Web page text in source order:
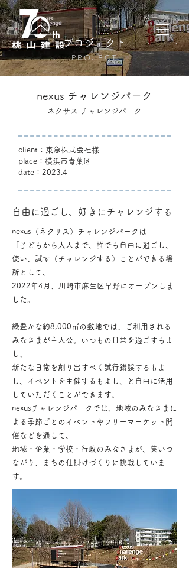
プロジェクト
PROJECT
nexus チャレンジパーク
ネクサス チャレンジパーク
client：東急株式会社様
place：横浜市青葉区
date：2023.4
自由に過ごし、好きにチャレンジする
nexus（ネクサス）チャレンジパークは
「子どもから大人まで、誰でも自由に過ごし、
使い、試す（チャレンジする）ことができる場
所として、
2022年4月、川崎市麻生区早野にオープンしま
した。
緑豊かな約8,000㎡の敷地では、ご利用される
みなさまが主人公。いつもの日常を過ごすもよ
し、
新たな日常を創り出すべく試行錯誤するもよ
し、イベントを主催するもよし、と自由に活用
していただくことができます。
nexusチャレンジパークでは、地域のみなさまに
よる季節ごとのイベントやフリーマーケット開
催などを通して、
地域・企業・学校・行政のみなさまが、集いつ
ながり、まちの仕掛けづくりに挑戦していま
す。